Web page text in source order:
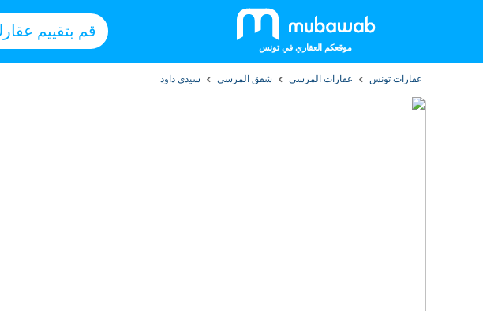
موقعكم العقاري في تونس
قم بتقييم
عقارات تونس عقارات المرسى شقق المرسى سيدي داود